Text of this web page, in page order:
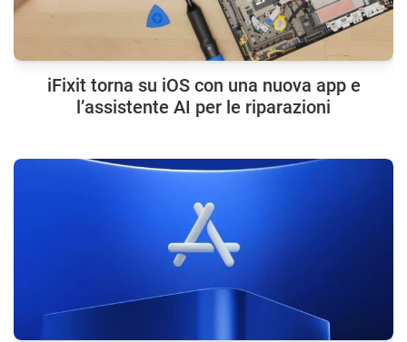
iFixit torna su iOS con una nuova app e
l’assistente AI per le riparazioni